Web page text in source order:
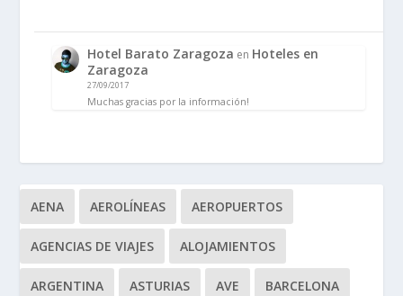
Hotel Barato Zaragoza en Hoteles en
Zaragoza
27/09/2017
Muchas gracias por la información!
AENA AEROLÍNEAS AEROPUERTOS
AGENCIAS DE VIAJES ALOJAMIENTOS
ARGENTINA ASTURIAS AVE BARCELONA